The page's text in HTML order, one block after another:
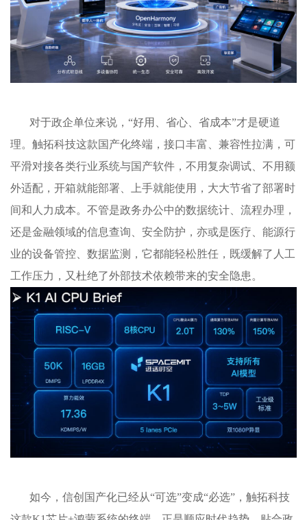
对于政企单位来说，“好用、省心、省成本”才是硬道
理。触拓科技这款国产化终端，接口丰富、兼容性拉满，可
平滑对接各类行业系统与国产软件，不用复杂调试、不用额
外适配，开箱就能部署、上手就能使用，大大节省了部署时
间和人力成本。不管是政务办公中的数据统计、流程办理，
还是金融领域的信息查询、安全防护，亦或是医疗、能源行
业的设备管控、数据监测，它都能轻松胜任，既缓解了人工
工作压力，又杜绝了外部技术依赖带来的安全隐患。
如今，信创国产化已经从“可选”变成“必选”，触拓科技